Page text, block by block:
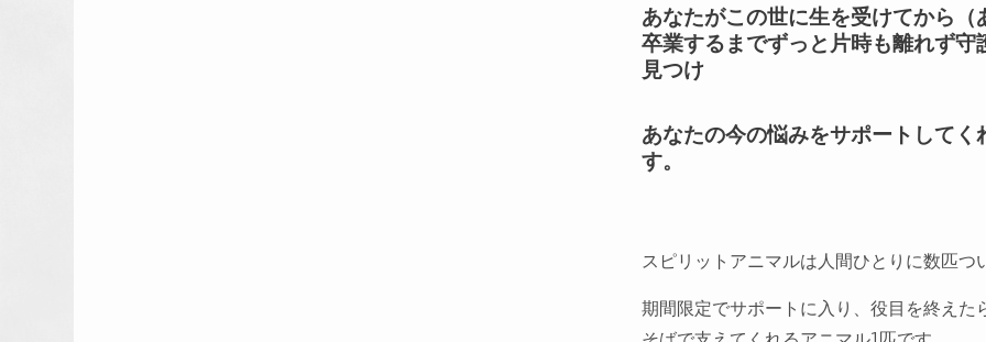
あなたがこの世に生を受けてから
卒業するまでずっと片時も離れず守
見つけ
あなたの今の悩みをサポートしてく
す。
スピリットアニマルは人間ひとりに数匹つ
期間限定でサポートに入り、役目を終え